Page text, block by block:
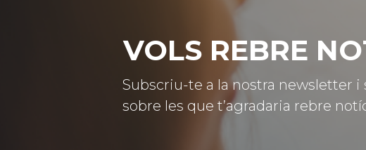
VOLS REBRE
Subscriu-te a la nostra newsletter
sobre les que t’agradaria rebre